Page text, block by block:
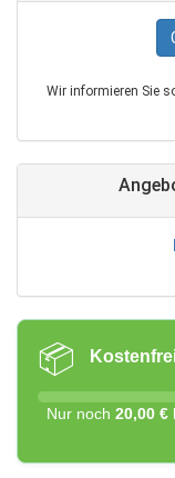
Wir informieren Sie
📦
Nur noch 20,00 €